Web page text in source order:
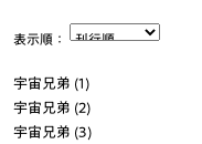
表示順：
宇宙兄弟 (1)
宇宙兄弟 (2)
宇宙兄弟 (3)